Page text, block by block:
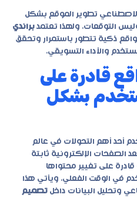
الاصطناعي تطوير الموقع بشكل
التوقعات. ولهذا تعتمد براندي
ذكية تتطور باستمرار وتحقق
والأداء التسويقي.
قادرة على
بشكل
أحد أهم التحولات في عالم
الصفحات الإلكترونية ثابتة
على تغيير محتواها
في الوقت الفعلي. ويأتي هذا
وتحليل البيانات داخل تصميم